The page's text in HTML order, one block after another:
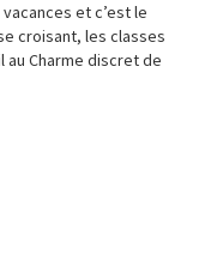
et c’est le
croisant, les classes
au Charme discret de